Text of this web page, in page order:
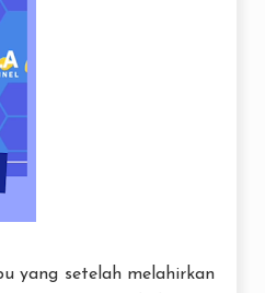
yang setelah melahirkan